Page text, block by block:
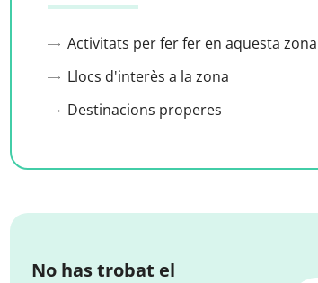
Activitats per fer fer en aquesta zona
Llocs d'interès a la zona
Destinacions properes
No has trobat el